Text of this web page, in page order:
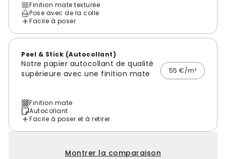
Finition mate texturée
Pose avec de la colle
Facile à poser
Peel & Stick (Autocollant)
Notre papier autocollant de qualité
supérieure avec une finition mate
55 €/m²
Finition mate
Autocollant
Facile à poser et à retirer
Montrer la comparaison